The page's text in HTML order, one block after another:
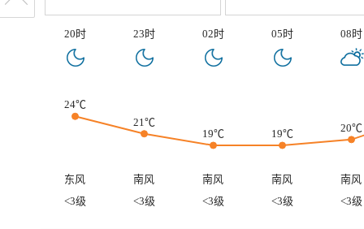
20时 23时 02时 05时 08时
24℃
21℃
19℃
19℃ 20℃
东风 南风 南风 南风
南风
<3级
<3级 <3级 <3级 <3级